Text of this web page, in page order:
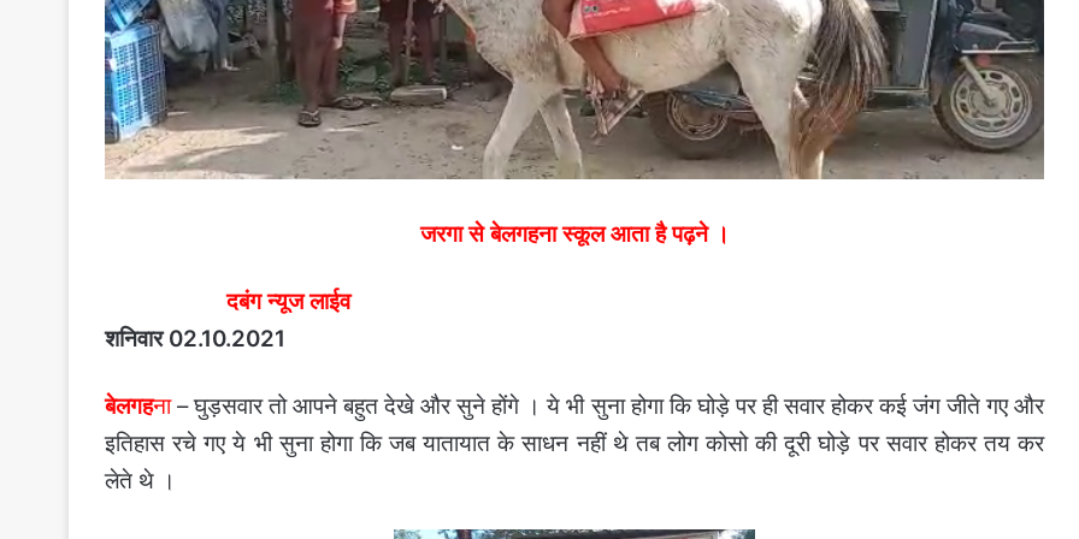
जरगा से बेलगहना स्कूल आता है पढ़ने ।
दबंग न्यूज लाईव
शनिवार 02.10.2021
बेलगहना– घुड़सवार तो आपने बहुत देखे और सुने होंगे । ये भी सुना होगा कि घोड़े पर ही सवार होकर कई जंग जीते गए और
इतिहास रचे गए ये भी सुना होगा कि जब यातायात के साधन नहीं थे तब लोग कोसो की दूरी घोड़े पर सवार होकर तय कर
लेते थे ।